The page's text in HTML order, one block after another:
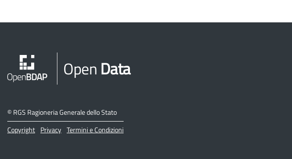
Open Data
©RGS Ragioneria Generale dello Stato
Copyright Privacy Termini e Condizioni